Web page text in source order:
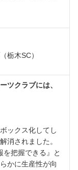
栃木SC）
ツクラブには、
ックス化してし
消されました。
を把握できる』と
かに生産性が向